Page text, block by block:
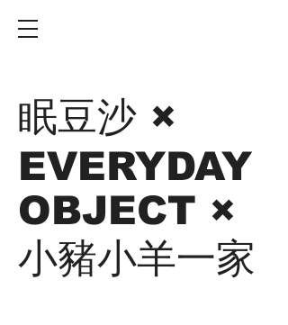
眠豆沙 ×
EVERYDAY
OBJECT ×
小豬小羊一家